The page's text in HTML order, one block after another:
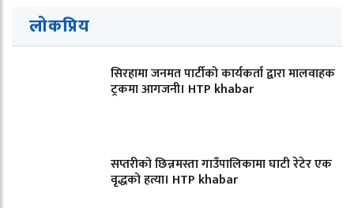
लोकप्रिय
सिरहामा जनमत पार्टीको कार्यकर्ता द्वारा मालवाहक
ट्रकमा आगजनी। HTP khabar
सप्तरीको छिन्नमस्ता गाउँपालिकामा घाटी रेटेर एक
वृद्धको हत्या। HTP khabar